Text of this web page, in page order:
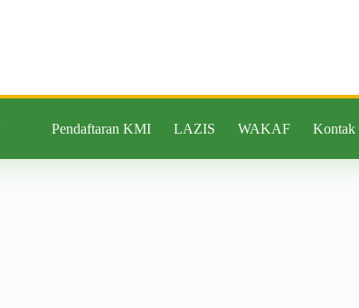
Pendaftaran KMI LAZIS WAKAF Kontak